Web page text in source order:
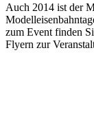
Auch 2014 ist der
zum Event finden
Flyern zur